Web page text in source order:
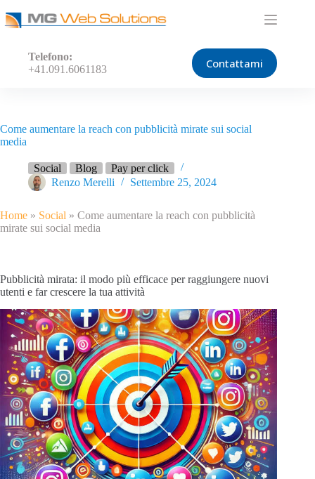
al
contenuto
Telefono:
+41.091.6061183
Contattami
Come aumentare la reach con pubblicità mirate sui social
media
Social Blog
Pay per click
Renzo Merelli
Settembre 25, 2024
Home » Social » Come aumentare la reach con pubblicità
mirate sui social media
Pubblicità mirata: il modo più efficace per raggiungere nuovi
utenti e far crescere la tua attività